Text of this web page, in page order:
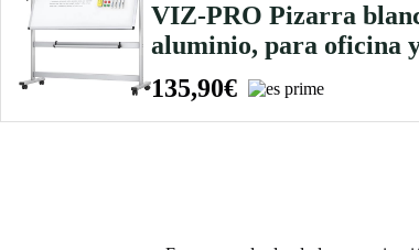
VIZ-PRO Pizarra
aluminio, para oficina
135,90€